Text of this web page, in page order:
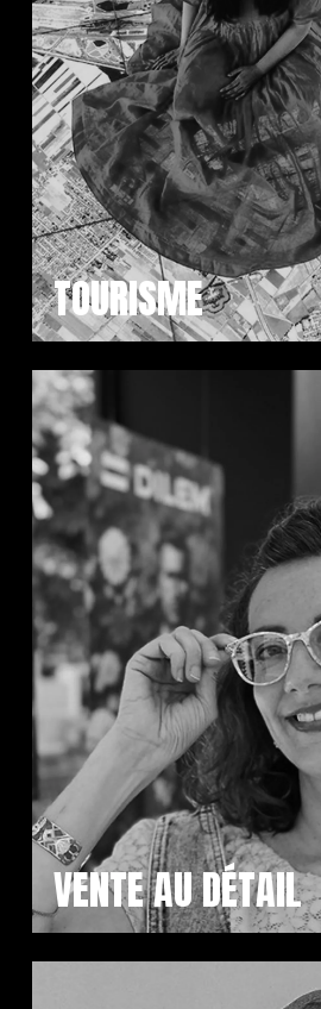
TOURISME
VENTE AU DÉTAIL